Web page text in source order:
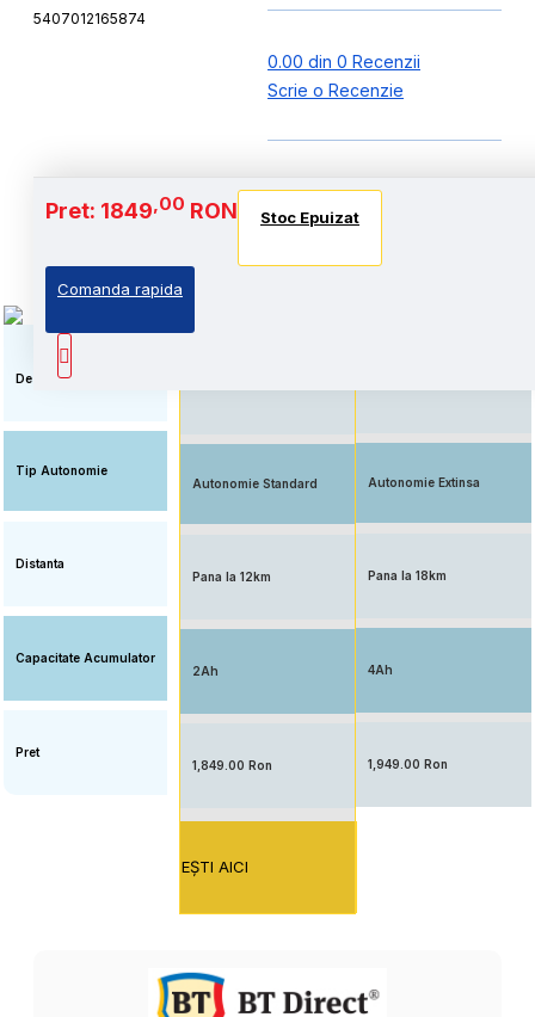
5407012165874
0.00 din 0 Recenzii
Scrie o Recenzie
Pret: 1849,00 RON Stoc Epuizat
Comanda rapida
Baterie si Autonomie
Descriere
Tip Autonomie
Distanta
Capacitate Acumulator
Pret
Stoc Epuizat
Standard: Pret accesibil,
Autonomie Standard
Pana la 12km
2Ah
1,849.00 Ron
EŞTI AICI
Stoc Epuizat
Autonomie Extinsa
Pana la 18km
4Ah
1,949.00 Ron